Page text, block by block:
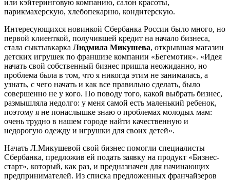
или кэйтеринговую компанию, салон красоты,
парикмахерскую, хлебопекарню, кондитерскую.
Интересующихся новинкой Сбербанка России было много, но
первой клиенткой, получившей кредит на начало бизнеса,
стала сыктывкарка Людмила Микушева, открывшая магазин
детских игрушек по франшизе компании «Бегемотик». «Идея
начать свой собственный бизнес пришла неожиданно, но
проблема была в том, что я никогда этим не занималась, а
узнать, с чего начать и как все правильно сделать, было
совершенно не у кого. По поводу того, какой выбрать бизнес,
размышляла недолго: у меня самой есть маленький ребенок,
поэтому я не понаслышке знаю о проблемах молодых мам:
очень трудно в нашем городе найти качественную и
недорогую одежду и игрушки для своих детей».
Начать Л.Микушевой свой бизнес помогли специалисты
Сбербанка, предложив ей подать заявку на продукт «Бизнес-
старт», который, как раз, и предназначен для начинающих
предпринимателей. Из списка предложенных франчайзеров